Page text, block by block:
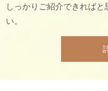
しっかりご紹介できれば
い。